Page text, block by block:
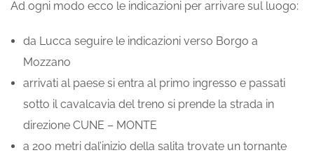
Ad ogni modo ecco le indicazioni per arrivare sul luogo:
da Lucca seguire le indicazioni verso Borgo a
Mozzano
arrivati al paese si entra al primo ingresso e passati
sotto il cavalcavia del treno si prende la strada in
direzione CUNE – MONTE
a 200 metri dal’inizio della salita trovate un tornante